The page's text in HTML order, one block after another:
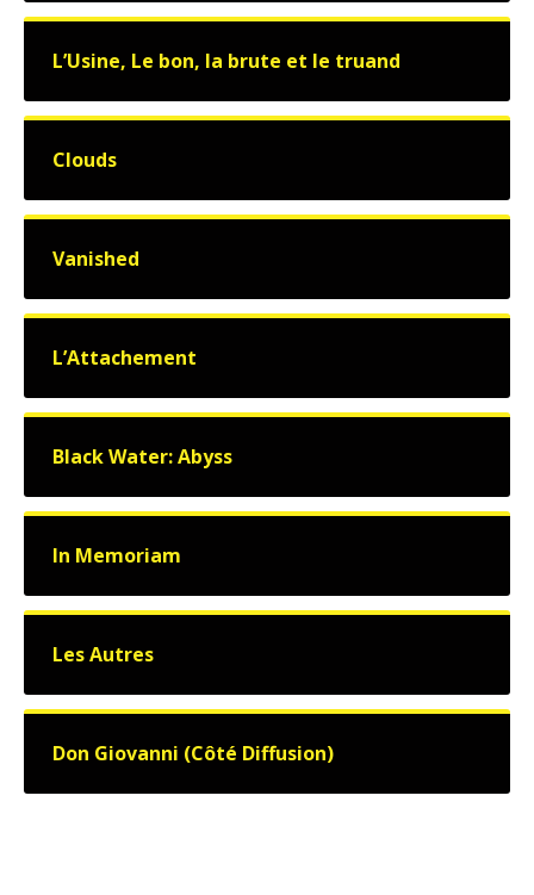
L’Usine, Le bon, la brute et le truand
Clouds
Vanished
L’Attachement
Black Water: Abyss
In Memoriam
Les Autres
Don Giovanni (Côté Diffusion)